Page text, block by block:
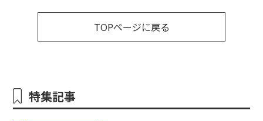
TOPページに戻る
特集記事